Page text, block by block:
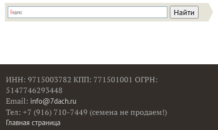
ИНН: 9715003782 КПП: 771501001 ОГРН:
5147746293448
Email: info@7dach.ru
Тел: +7 (916) 710-7449 (семена не продаем!)
Главная страница